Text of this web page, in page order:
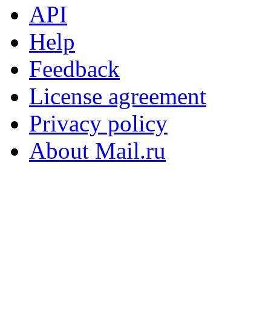
API
Help
Feedback
License agreement
Privacy policy
About Mail.ru